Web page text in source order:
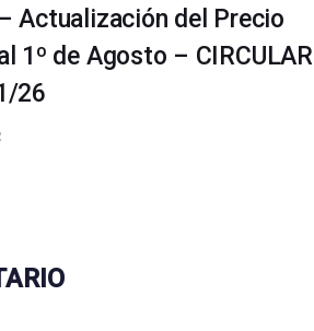
Actualización del Precio
1º de Agosto – CIRCULAR
26